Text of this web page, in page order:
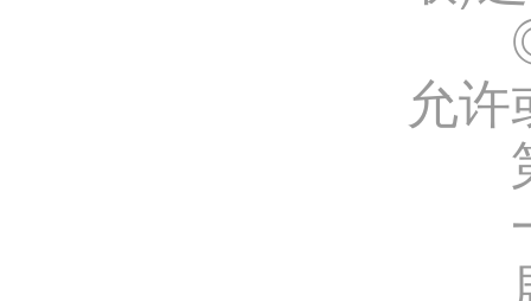
◎
允
第
一
展